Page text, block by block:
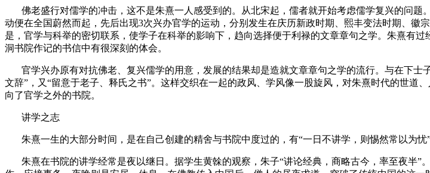
佛老盛行对儒学的冲击，这不是朱熹一人感受到的。从北宋起，儒者就开始考虑儒学复兴的问
动便在全国蔚然而起，先后出现3次兴办官学的运动，分别发生在庆历新政时期、熙丰变法时期、徽
是，官学与科举的密切联系，使学子在科举的影响下，趋向选择便于利禄的文章章句之学。朱熹有
洞书院作记的书信中有很深刻的体会。
官学兴办原有对抗佛老、复兴儒学的用意，发展的结果却是造就文章章句之学的流行。与在下
文辞”，又“留意于老子、释氏之书”。这样交织在一起的政风、学风像一股旋风，对朱熹时代的世
向了官学之外的书院。
讲学之志
朱熹一生的大部分时间，是在自己创建的精舍与书院中度过的，有“一日不讲学，则惕然常以为
朱熹在书院的讲学经常是夜以继日。据学生黄榦的观察，朱子“讲论经典，商略古今，率至夜半